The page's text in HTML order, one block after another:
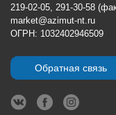
219-02-05, 291-30-58
market@azimut-nt.ru
ОГРН: 1032402946509
Обратная связь